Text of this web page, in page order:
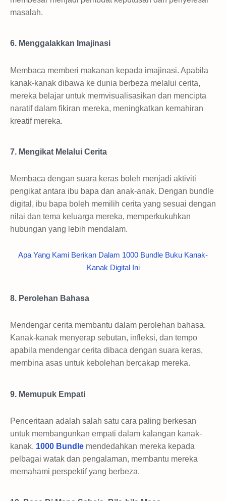
masalah.
6. Menggalakkan Imajinasi
Membaca memberi makanan kepada imajinasi. Apabila
kanak-kanak dibawa ke dunia berbeza melalui cerita,
mereka belajar untuk memvisualisasikan dan mencipta
naratif dalam fikiran mereka, meningkatkan kemahiran
kreatif mereka.
7. Mengikat Melalui Cerita
Membaca dengan suara keras boleh menjadi aktiviti
pengikat antara ibu bapa dan anak-anak. Dengan bundle
digital, ibu bapa boleh memilih cerita yang sesuai dengan
nilai dan tema keluarga mereka, memperkukuhkan
hubungan yang lebih mendalam.
Apa Yang Kami Berikan Dalam 1000 Bundle Buku Kanak-
Kanak Digital Ini
8. Perolehan Bahasa
Mendengar cerita membantu dalam perolehan bahasa.
Kanak-kanak menyerap sebutan, infleksi, dan tempo
apabila mendengar cerita dibaca dengan suara keras,
membina asas untuk kebolehan bercakap mereka.
9. Memupuk Empati
Penceritaan adalah salah satu cara paling berkesan
untuk membangunkan empati dalam kalangan kanak-
kanak. 1000 Bundle mendedahkan mereka kepada
pelbagai watak dan pengalaman, membantu mereka
memahami perspektif yang berbeza.